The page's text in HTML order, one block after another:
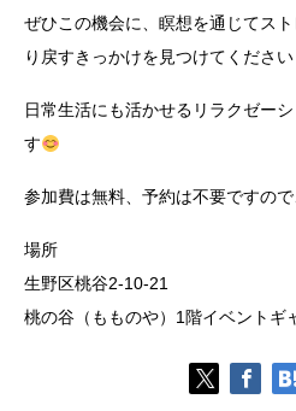
ぜひこの機会に、瞑想を通じてス
り戻すきっかけを見つけてください
日常生活にも活かせるリラクゼー
す
参加費は無料、予約は不要ですの
場所
生野区桃谷2-10-21
桃の谷（もものや）1階イベントギ